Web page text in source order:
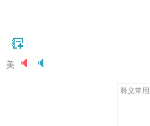
美
释义常